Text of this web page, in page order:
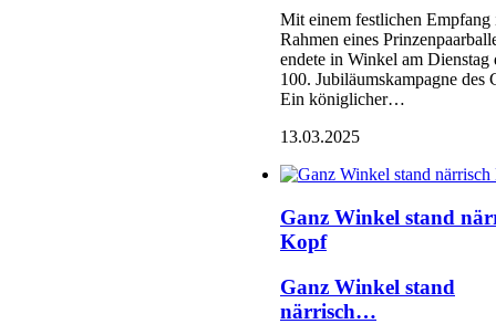
Mit einem festlichen Empfang
Rahmen eines
endete in Winkel am Dienstag
100. Jubiläumskampagne des
Ein königlicher…
13.03.2025
Ganz Winkel stand
Kopf
Ganz Winkel stand
närrisch…